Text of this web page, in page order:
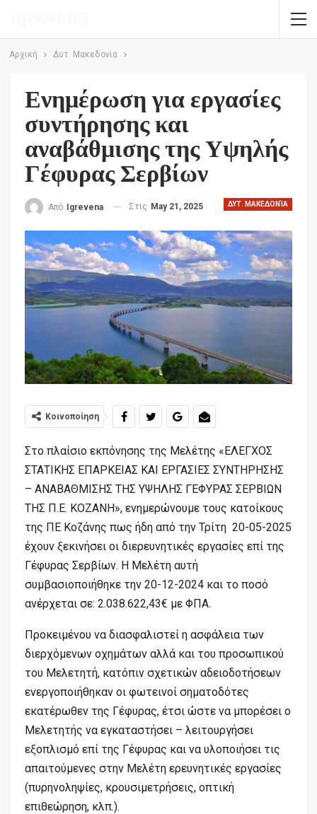
Αρχική Δυτ. Μακεδονία
Ενημέρωση για εργασίες
συντήρησης και
αναβάθμισης της Υψηλής
Γέφυρας Σερβίων
ΔΥΤ. ΜΑΚΕΔΟΝΊΑ
Από Igrevena Στις May 21, 2025
Κοινοποίηση
Στο πλαίσιο εκπόνησης της Μελέτης «ΕΛΕΓΧΟΣ
ΣΤΑΤΙΚΗΣ ΕΠΑΡΚΕΙΑΣ ΚΑΙ ΕΡΓΑΣΙΕΣ ΣΥΝΤΗΡΗΣΗΣ
– ΑΝΑΒΑΘΜΙΣΗΣ ΤΗΣ ΥΨΗΛΗΣ ΓΕΦΥΡΑΣ ΣΕΡΒΙΩΝ
ΤΗΣ Π.Ε. ΚΟΖΑΝΗ», ενημερώνουμε τους κατοίκους
της ΠΕ Κοζάνης πως ήδη από την Τρίτη 20-05-2025
έχουν ξεκινήσει οι διερευνητικές εργασίες επί της
Γέφυρας Σερβίων. Η Μελέτη αυτή
συμβασιοποιήθηκε την 20-12-2024 και το ποσό
ανέρχεται σε: 2.038.622,43€ με ΦΠΑ.
Προκειμένου να διασφαλιστεί η ασφάλεια των
διερχόμενων οχημάτων αλλά και του προσωπικού
του Μελετητή, κατόπιν σχετικών αδειοδοτήσεων
ενεργοποιήθηκαν οι φωτεινοί σηματοδότες
εκατέρωθεν της Γέφυρας, έτσι ώστε να μπορέσει ο
Μελετητής να εγκαταστήσει – λειτουργήσει
εξοπλισμό επί της Γέφυρας και να υλοποιήσει τις
απαιτούμενες στην Μελέτη ερευνητικές εργασίες
(πυρηνοληψίες, κρουσιμετρήσεις, οπτική
επιθεώρηση, κλπ.).